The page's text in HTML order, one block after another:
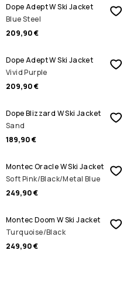
Dope Adept W Ski Jacket
Blue Steel
209,90 €
Dope Adept W Ski Jacket
Vivid Purple
209,90 €
Dope Blizzard W Ski Jacket
Sand
189,90 €
Montec Oracle W Ski Jacket
Soft Pink/Black/Metal Blue
249,90 €
Montec Doom W Ski Jacket
Turquoise/Black
249,90 €